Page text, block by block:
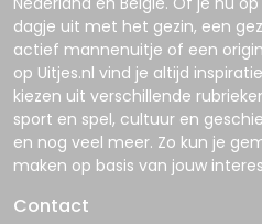
dagje uit met het gezin, een
actief mannenuitje of een
op Uitjes.nl vind je altijd
kiezen uit verschillende
sport en spel, cultuur en
en nog veel meer. Zo kun je
maken op basis van jouw
Contact